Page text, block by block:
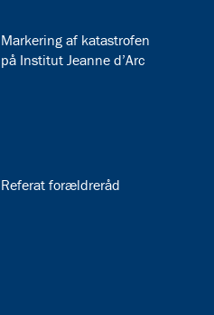
32.17:
Markering af katastrofen
på Institut Jeanne d’Arc
32.23:
Referat forældreråd